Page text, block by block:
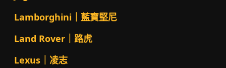
Lamborghini｜藍寶堅尼
Land Rover｜路虎
Lexus｜凌志